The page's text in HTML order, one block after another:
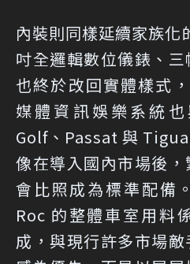
內裝則同樣延續家族化
吋全邏輯數位儀錶、
也終於改回實體樣式
媒體資訊娛樂系統
Golf、Passat 與
像在導入國內市場後
會比照成為標準配備
Roc 的整體車室用料
成，與現行許多市場